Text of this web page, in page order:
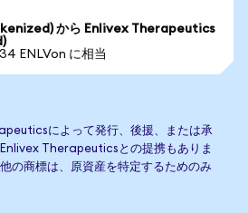
から Enlivex Therapeutics
ENLVon に相当
によって発行、後援、または承
Therapeuticsとの提携もありま
の商標は、原資産を特定するためのみ